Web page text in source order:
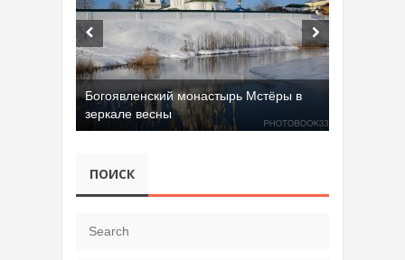
Добрятинский карьер (д. Алферово)
ПОИСК